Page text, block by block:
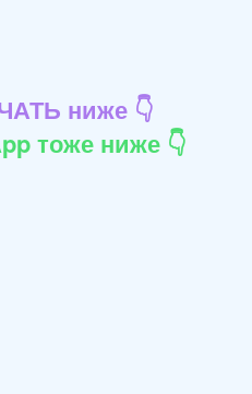
ниже 👇
тоже ниже 👇